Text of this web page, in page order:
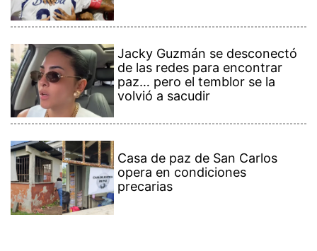
Jacky Guzmán se desconectó
de las redes para encontrar
paz… pero el temblor se la
volvió a sacudir
Casa de paz de San Carlos
opera en condiciones
precarias